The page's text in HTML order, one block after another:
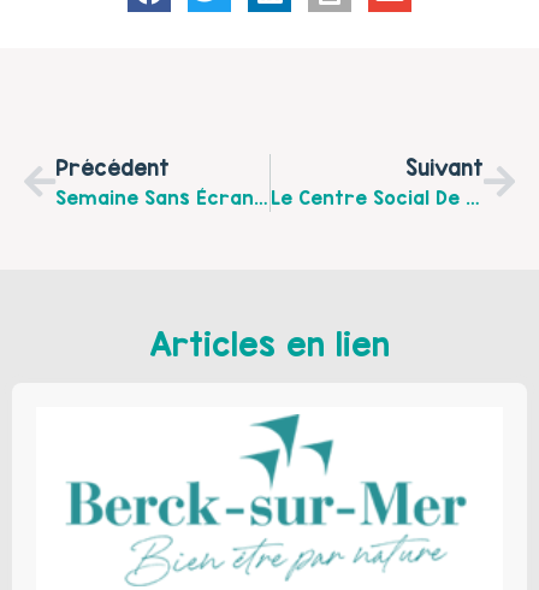
Précédent
Semaine Sans Écrans Au Centre Social De Sangatte
Suivant
Le Centre Social De Sangatte Propose Une Soirée Jeux En Famille « Pause Croque » Jeudi 17 Novembre 2016 À 18 H À Blériot Plage
Articles en lien